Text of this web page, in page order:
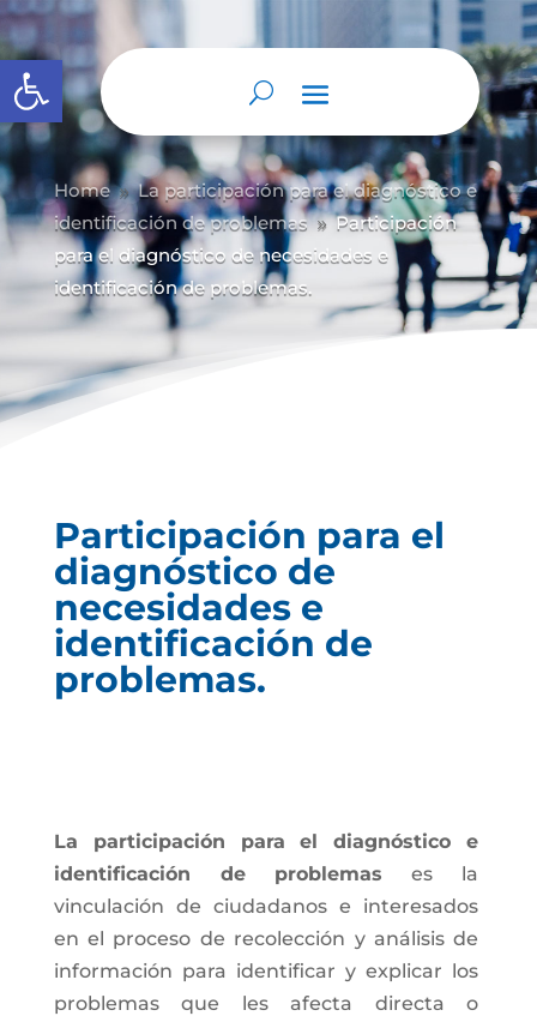
Abrir barra de herramientas
Home 9 La participación para el diagnóstico e
identificación de problemas 9 Participación
para el diagnóstico de necesidades e
identificación de problemas.
Participación para el
diagnóstico de
necesidades e
identificación de
problemas.
La participación para el diagnóstico e
identificación de problemas es la
vinculación de ciudadanos e interesados
en el proceso de recolección y análisis de
información para identificar y explicar los
problemas que les afecta directa o